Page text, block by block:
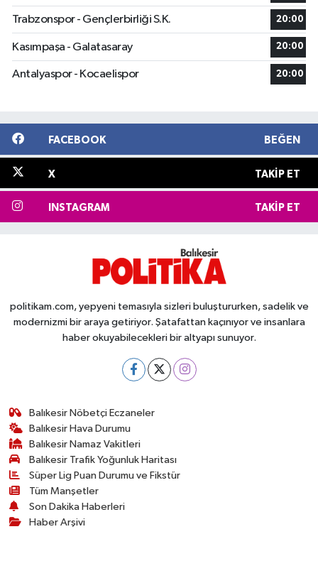
Trabzonspor - Gençlerbirliği S.K. 20:00
Kasımpaşa - Galatasaray 20:00
Antalyaspor - Kocaelispor 20:00
FACEBOOK BEĞEN
X TAKIP ET
INSTAGRAM TAKIP ET
politikam.com, yepyeni temasıyla sizleri buluştururken, sadelik ve
modernizmi bir araya getiriyor. Şatafattan kaçınıyor ve insanlara
haber okuyabilecekleri bir altyapı sunuyor.
Balıkesir Nöbetçi Eczaneler
Balıkesir Hava Durumu
Balıkesir Namaz Vakitleri
Balıkesir Trafik Yoğunluk Haritası
Süper Lig Puan Durumu ve Fikstür
Tüm Manşetler
Son Dakika Haberleri
Haber Arşivi